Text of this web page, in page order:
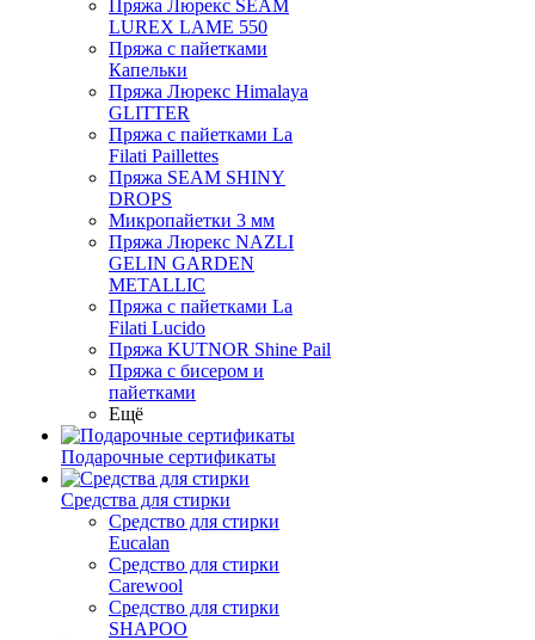
Пряжа Люрекс SEAM
LUREX LAME 550
Пряжа с пайетками
Капельки
Пряжа Люрекс Himalaya
GLITTER
Пряжа с пайетками La
Filati Paillettes
Пряжа SEAM SHINY
DROPS
Микропайетки 3 мм
Пряжа Люрекс NAZLI
GELIN GARDEN
METALLIC
Пряжа с пайетками La
Filati Lucido
Пряжа KUTNOR Shine Pail
Пряжа с бисером и
пайетками
Ещё
Подарочные сертификаты
Средства для стирки
Средство для стирки
Eucalan
Средство для стирки
Carewool
Средство для стирки
SHAPOO